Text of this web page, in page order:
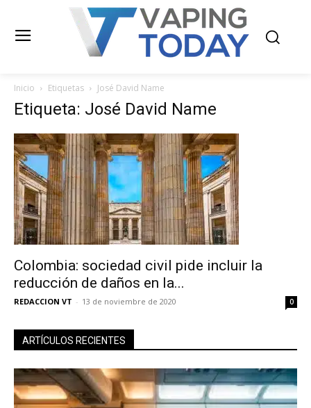
Inicio Etiquetas José David Name
Etiqueta: José David Name
Colombia: sociedad civil pide incluir la
reducción de daños en la...
REDACCION VT - 13 de noviembre de 2020 0
ARTÍCULOS RECIENTES